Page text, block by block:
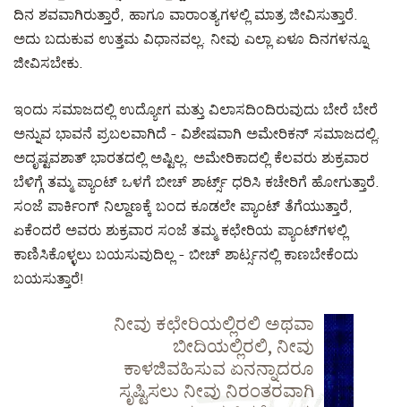
ದಿನ ಶವವಾಗಿರುತ್ತಾರೆ, ಹಾಗೂ ವಾರಾಂತ್ಯಗಳಲ್ಲಿ ಮಾತ್ರ ಜೀವಿಸುತ್ತಾರೆ.
ಅದು ಬದುಕುವ ಉತ್ತಮ ವಿಧಾನವಲ್ಲ. ನೀವು ಎಲ್ಲಾ ಏಳೂ ದಿನಗಳನ್ನೂ
ಜೀವಿಸಬೇಕು.
ಇಂದು ಸಮಾಜದಲ್ಲಿ ಉದ್ಯೋಗ ಮತ್ತು ವಿಲಾಸದಿಂದಿರುವುದು ಬೇರೆ ಬೇರೆ
ಅನ್ನುವ ಭಾವನೆ ಪ್ರಬಲವಾಗಿದೆ - ವಿಶೇಷವಾಗಿ ಅಮೇರಿಕನ್ ಸಮಾಜದಲ್ಲಿ.
ಅದೃಷ್ಟವಶಾತ್ ಭಾರತದಲ್ಲಿ ಅಷ್ಟಿಲ್ಲ. ಅಮೇರಿಕಾದಲ್ಲಿ ಕೆಲವರು ಶುಕ್ರವಾರ
ಬೆಳಿಗ್ಗೆ ತಮ್ಮ ಪ್ಯಾಂಟ್ ಒಳಗೆ ಬೀಚ್ ಶಾರ್ಟ್ಸ್ ಧರಿಸಿ ಕಚೇರಿಗೆ ಹೋಗುತ್ತಾರೆ.
ಸಂಜೆ ಪಾರ್ಕಿಂಗ್ ನಿಲ್ದಾಣಕ್ಕೆ ಬಂದ ಕೂಡಲೇ ಪ್ಯಾಂಟ್ ತೆಗೆಯುತ್ತಾರೆ,
ಏಕೆಂದರೆ ಅವರು ಶುಕ್ರವಾರ ಸಂಜೆ ತಮ್ಮ ಕಛೇರಿಯ ಪ್ಯಾಂಟ್‍ಗಳಲ್ಲಿ
ಕಾಣಿಸಿಕೊಳ್ಳಲು ಬಯಸುವುದಿಲ್ಲ - ಬೀಚ್ ಶಾರ್ಟ್ಸನಲ್ಲಿ ಕಾಣಬೇಕೆಂದು
ಬಯಸುತ್ತಾರೆ!
ನೀವು ಕಛೇರಿಯಲ್ಲಿರಲಿ ಅಥವಾ
ಬೀದಿಯಲ್ಲಿರಲಿ, ನೀವು
ಕಾಳಜಿವಹಿಸುವ ಏನನ್ನಾದರೂ
ಸೃಷ್ಟಿಸಲು ನೀವು ನಿರಂತರವಾಗಿ